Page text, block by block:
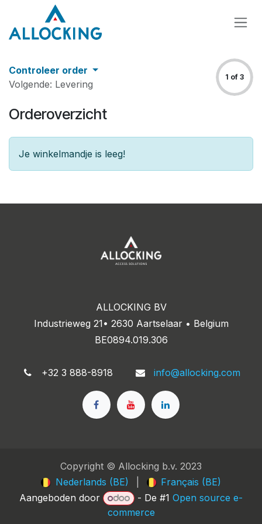
Overslaan naar inhoud
Controleer order
Volgende: Levering
1 of 3
Orderoverzicht
Je winkelmandje is leeg!
ALLOCKING BV
Industrieweg 21• 2630 Aartselaar • Belgium
BE0894.019.306
+32 3 888-8918 info@allocking.com
Copyright © Allocking b.v. 2023
Nederlands (BE)
Français (BE)
Aangeboden door
- De #1Open source e-
commerce